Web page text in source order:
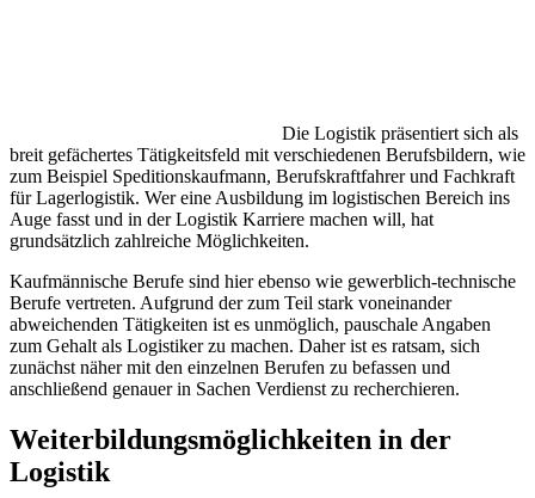
Die Logistik präsentiert sich als
breit gefächertes Tätigkeitsfeld mit verschiedenen Berufsbildern, wie
zum Beispiel Speditionskaufmann, Berufskraftfahrer und Fachkraft
für Lagerlogistik. Wer eine Ausbildung im logistischen Bereich ins
Auge fasst und in der Logistik Karriere machen will, hat
grundsätzlich zahlreiche Möglichkeiten.
Kaufmännische Berufe sind hier ebenso wie gewerblich-technische
Berufe vertreten. Aufgrund der zum Teil stark voneinander
abweichenden Tätigkeiten ist es unmöglich, pauschale Angaben
zum Gehalt als Logistiker zu machen. Daher ist es ratsam, sich
zunächst näher mit den einzelnen Berufen zu befassen und
anschließend genauer in Sachen Verdienst zu recherchieren.
Weiterbildungsmöglichkeiten in der
Logistik